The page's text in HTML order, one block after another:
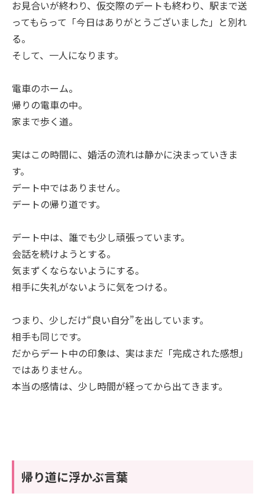
お見合いが終わり、仮交際のデートも終わり、駅まで送
ってもらって「今日はありがとうございました」と別れ
る。
そして、一人になります。
電車のホーム。
帰りの電車の中。
家まで歩く道。
実はこの時間に、婚活の流れは静かに決まっていきま
す。
デート中ではありません。
デートの帰り道です。
デート中は、誰でも少し頑張っています。
会話を続けようとする。
気まずくならないようにする。
相手に失礼がないように気をつける。
つまり、少しだけ“良い自分”を出しています。
相手も同じです。
だからデート中の印象は、実はまだ「完成された感想」
ではありません。
本当の感情は、少し時間が経ってから出てきます。
帰り道に浮かぶ言葉